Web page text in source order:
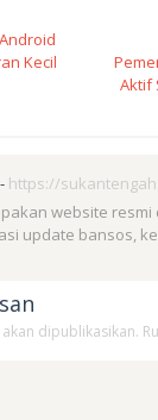
Kecil
Aktif
- https://
website resmi
update bansos,
dipublikasikan.